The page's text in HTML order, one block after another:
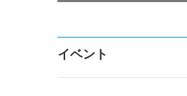
イベント